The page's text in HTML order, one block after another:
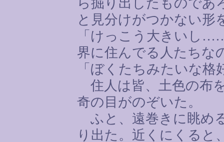
と見分けがつかない形
「けっこう大きいし
界に住んでる人たちな
「ぼくたちみたいな
住人は皆、土色の布
奇の目がのぞいた。
ふと、遠巻きに眺め
り出た。近くにくると